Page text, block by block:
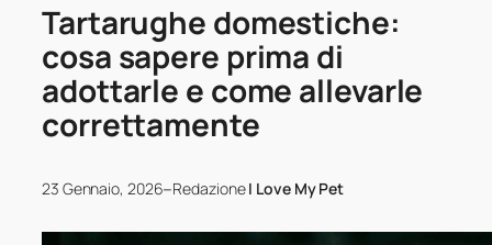
Tartarughe domestiche:
cosa sapere prima di
adottarle e come allevarle
correttamente
23 Gennaio, 2026–RedazioneI Love My Pet